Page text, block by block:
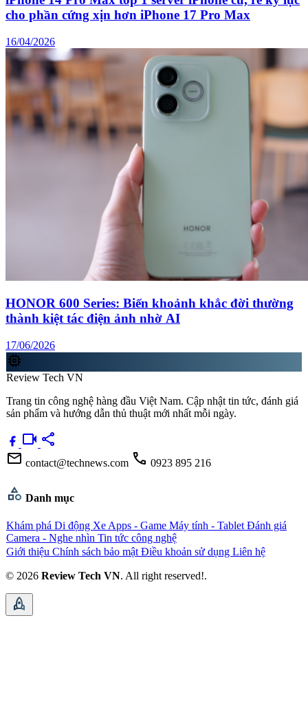
cho phần cứng xịn hơn iPhone 17 Pro Max
16/04/2026
HONOR 600 Series: Biến khoảnh khắc đời thường
thành kiệt tác điện ảnh nhờ AI
17/06/2026
memory
Review Tech VN
Trang tin công nghệ hàng đầu Việt Nam. Cập nhật tin tức, đánh giá
sản phẩm và hướng dẫn thủ thuật mới nhất mỗi ngày.
videocam share
mail contact@technews.com call 0923 895 216
category Danh mục
Khám phá Di động Xe Apps - Game Máy tính - Tablet Đánh giá
Camera - Nghe nhìn Tin tức công nghệ
Giới thiệu Chính sách bảo mật Điều khoản sử dụng Liên hệ
© 2026 Review Tech VN. All right reserved!.
rocket